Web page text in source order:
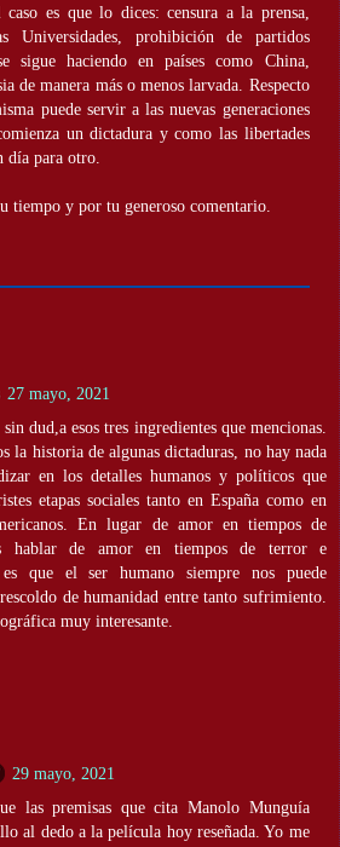
es que lo dices: censura a la prensa,
Universidades, prohibición de partidos
sigue haciendo en países como China,
de manera más o menos larvada. Respecto
puede servir a las nuevas generaciones
un dictadura y como las libertades
día para otro.
tiempo y por tu generoso comentario.
27 mayo, 2021
dud,a esos tres ingredientes que mencionas.
la historia de algunas dictaduras, no hay nada
en los detalles humanos y políticos que
etapas sociales tanto en España como en
En lugar de amor en tiempos de
hablar de amor en tiempos de terror e
que el ser humano siempre nos puede
de humanidad entre tanto sufrimiento.
muy interesante.
29 mayo, 2021
las premisas que cita Manolo Munguía
al dedo a la película hoy reseñada. Yo me